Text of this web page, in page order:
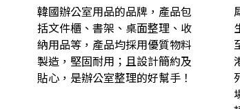
韓國辦公室用品的品牌，產品包
括文件櫃、書架、桌面整理、收
納用品等，產品均採用優質物料
製造，堅固耐用；且設計簡約及
貼心，是辦公室整理的好幫手！